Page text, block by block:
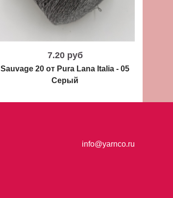
7.20 руб
Sauvage 20 от Pura Lana Italia - 05
Серый
info@yarnco.ru